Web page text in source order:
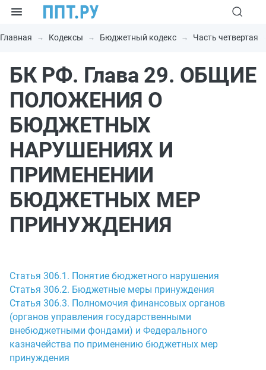
Главная Кодексы Бюджетный кодекс Часть четвертая
БК РФ. Глава 29. ОБЩИЕ
ПОЛОЖЕНИЯ О
БЮДЖЕТНЫХ
НАРУШЕНИЯХ И
ПРИМЕНЕНИИ
БЮДЖЕТНЫХ МЕР
ПРИНУЖДЕНИЯ
Статья 306.1. Понятие бюджетного нарушения
Статья 306.2. Бюджетные меры принуждения
Статья 306.3. Полномочия финансовых органов
(органов управления государственными
внебюджетными фондами) и Федерального
казначейства по применению бюджетных мер
принуждения